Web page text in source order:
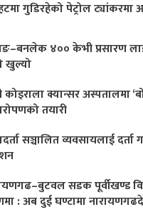
गुडिरहेको पेट्रोल
४०० केभी प्रसारण
खुल्यो
कोइराला क्यान्सर अस्पतालमा
तयारी
सञ्चालित व्यवसायलाई दर्ता
सडक पूर्वीखण्ड
: अब दुई घण्टामा